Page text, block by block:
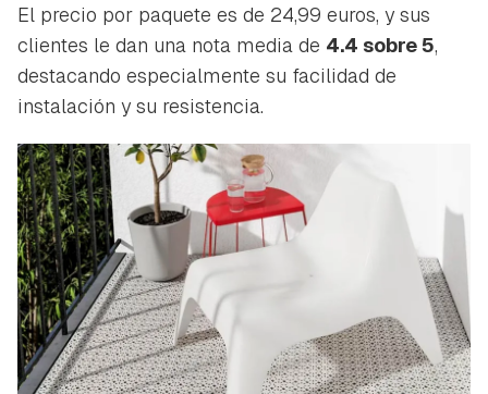
El precio por paquete es de 24,99 euros, y sus
clientes le dan una nota media de 4.4 sobre 5,
destacando especialmente su facilidad de
instalación y su resistencia.